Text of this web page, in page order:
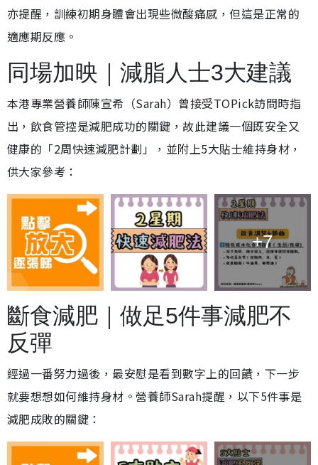
亦提醒，訓練初期身體會出現些微酸痛感，但這是正常的
適應期反應。
同場加映｜減脂人士3大建議
本港專業營養師陳宣希（Sarah）曾接受TOPick訪問時指
出，飲食管控是減肥成功的關鍵，故此建議一個既安全又
健康的「2周快速減肥計劃」，並附上5大貼士維持身材，
供大家參考：
+7
斷食減肥｜做足5件事減肥不
反彈
經過一番努力過後，最安慰是看到數字上的回饋，下一步
就要想想如何維持身材。營養師Sarah提醒，以下5件事是
減肥成敗的關鍵：